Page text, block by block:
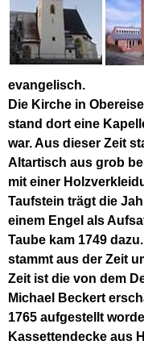
evangelisch.
Die Kirche in
stand dort eine
war. Aus dieser Zeit
Altartisch aus grob
mit einer
Taufstein trägt die
einem Engel als
Taube kam 1749
stammt aus der Zeit
Zeit ist die von dem
Michael Beckert
1765 aufgestellt
Kassettendecke aus